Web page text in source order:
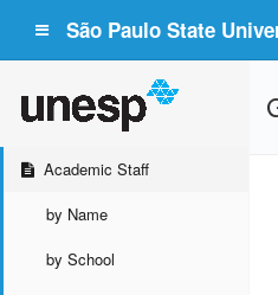
São Paulo State
Academic Staff
by Name
by School